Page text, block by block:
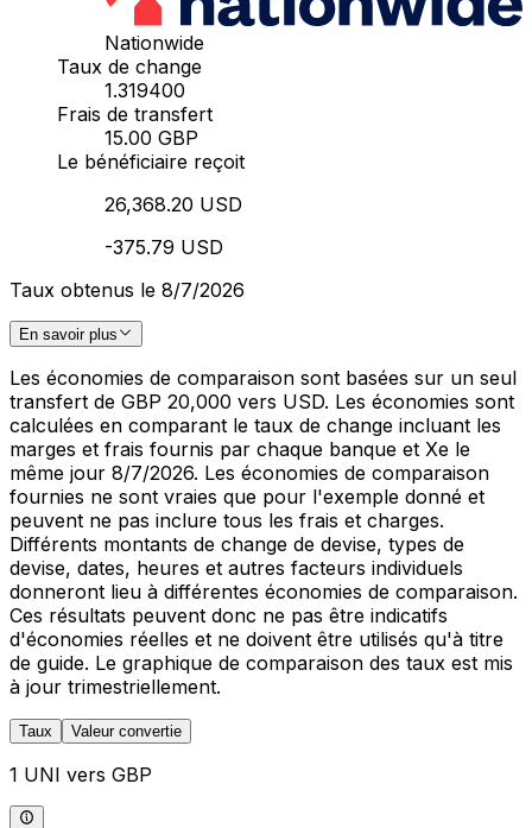
Nationwide
Taux de change
1.319400
Frais de transfert
15.00 GBP
Le bénéficiaire reçoit
26,368.20 USD
-375.79 USD
Taux obtenus le 8/7/2026
En savoir plus
Les économies de comparaison sont basées sur un seul
transfert de GBP 20,000 vers USD. Les économies sont
calculées en comparant le taux de change incluant les
marges et frais fournis par chaque banque et Xe le
même jour 8/7/2026. Les économies de comparaison
fournies ne sont vraies que pour l'exemple donné et
peuvent ne pas inclure tous les frais et charges.
Différents montants de change de devise, types de
devise, dates, heures et autres facteurs individuels
donneront lieu à différentes économies de comparaison.
Ces résultats peuvent donc ne pas être indicatifs
d'économies réelles et ne doivent être utilisés qu'à titre
de guide. Le graphique de comparaison des taux est mis
à jour trimestriellement.
Taux Valeur convertie
1 UNI vers GBP